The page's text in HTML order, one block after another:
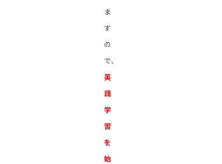
ま
す
の
で、
英
語
学
習
を
始